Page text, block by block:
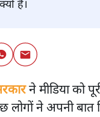
है।
ने मीडिया को
ने अपनी बात